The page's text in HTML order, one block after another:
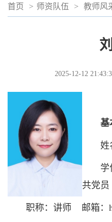
首页 > 师资队伍 > 教师风
2025-12-12
基
姓名
学位
共党员
职称：讲师 邮箱：